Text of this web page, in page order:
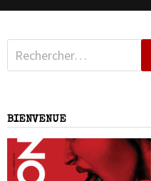
Rechercher :
BIENVENUE